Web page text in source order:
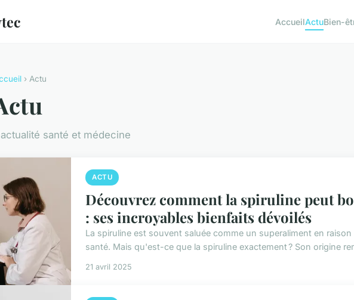
AccueilActuBien-
› Actu
santé et médecine
ACTU
Découvrez comment la spiruline peut
: ses incroyables bienfaits dévoilés
La spiruline est souvent saluée comme un superaliment en
santé. Mais qu'est-ce que la spiruline exactement ? Son origine
21 avril 2025